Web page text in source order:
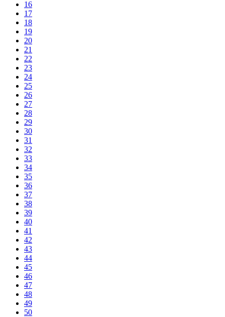
16
17
18
19
20
21
22
23
24
25
26
27
28
29
30
31
32
33
34
35
36
37
38
39
40
41
42
43
44
45
46
47
48
49
50